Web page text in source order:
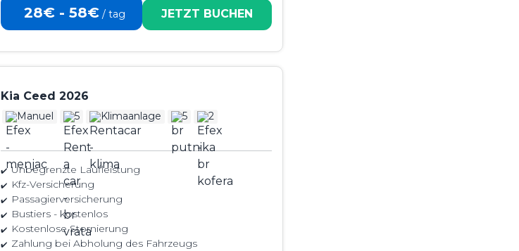
28€ - 58€ / tag JETZT BUCHEN
Kia Ceed 2026
Manuel 5 Klimaanlage 5 2
Unbegrenzte Laufleistung
Kfz-Versicherung
Passagierversicherung
Bustiers - kostenlos
Kostenlose Stornierung
Zahlung bei Abholung des Fahrzeugs